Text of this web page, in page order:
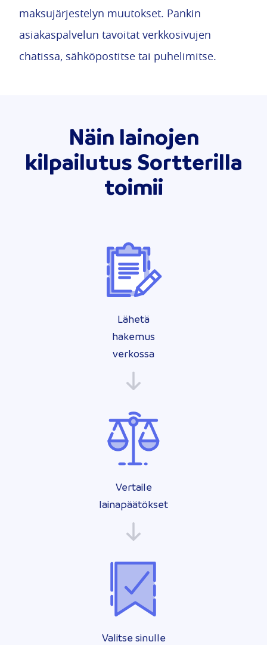
maksujärjestelyn muutokset. Pankin
asiakaspalvelun tavoitat verkkosivujen
chatissa, sähköpostitse tai puhelimitse.
Näin lainojen
kilpailutus Sortterilla
toimii
Lähetä
hakemus
verkossa
Vertaile
lainapäätökset
Valitse sinulle